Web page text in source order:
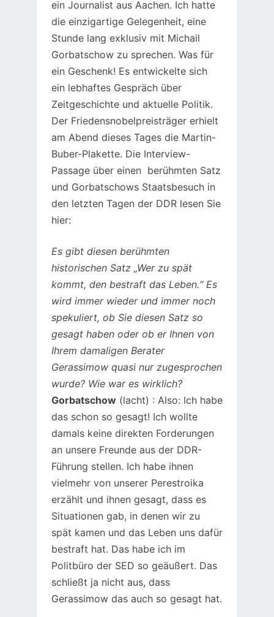
ein Journalist aus Aachen. Ich hatte
die einzigartige Gelegenheit, eine
Stunde lang exklusiv mit Michail
Gorbatschow zu sprechen. Was für
ein Geschenk! Es entwickelte sich
ein lebhaftes Gespräch über
Zeitgeschichte und aktuelle Politik.
Der Friedensnobelpreisträger erhielt
am Abend dieses Tages die Martin-
Buber-Plakette. Die Interview-
Passage über einen berühmten Satz
und Gorbatschows Staatsbesuch in
den letzten Tagen der DDR lesen Sie
hier:
Es gibt diesen berühmten
historischen Satz „Wer zu spät
kommt, den bestraft das Leben.“ Es
wird immer wieder und immer noch
spekuliert, ob Sie diesen Satz so
gesagt haben oder ob er Ihnen von
Ihrem damaligen Berater
Gerassimow quasi nur zugesprochen
wurde? Wie war es wirklich?
Gorbatschow (lacht) : Also: Ich habe
das schon so gesagt! Ich wollte
damals keine direkten Forderungen
an unsere Freunde aus der DDR-
Führung stellen. Ich habe ihnen
vielmehr von unserer Perestroika
erzählt und ihnen gesagt, dass es
Situationen gab, in denen wir zu
spät kamen und das Leben uns dafür
bestraft hat. Das habe ich im
Politbüro der SED so geäußert. Das
schließt ja nicht aus, dass
Gerassimow das auch so gesagt hat.